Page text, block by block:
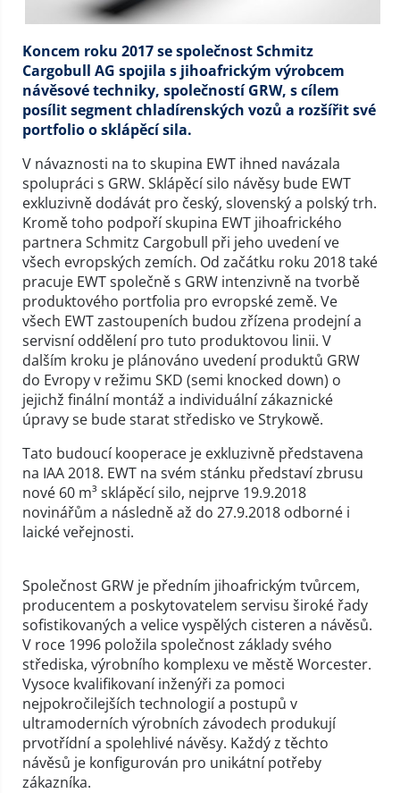
Koncem roku 2017 se společnost Schmitz
Cargobull AG spojila s jihoafrickým výrobcem
návěsové techniky, společností GRW, s cílem
posílit segment chladírenských vozů a rozšířit své
portfolio o sklápěcí sila.
V návaznosti na to skupina EWT ihned navázala
spolupráci s GRW. Sklápěcí silo návěsy bude EWT
exkluzivně dodávát pro český, slovenský a polský trh.
Kromě toho podpoří skupina EWT jihoafrického
partnera Schmitz Cargobull při jeho uvedení ve
všech evropských zemích. Od začátku roku 2018 také
pracuje EWT společně s GRW intenzivně na tvorbě
produktového portfolia pro evropské země. Ve
všech EWT zastoupeních budou zřízena prodejní a
servisní oddělení pro tuto produktovou linii. V
dalším kroku je plánováno uvedení produktů GRW
do Evropy v režimu SKD (semi knocked down) o
jejichž finální montáž a individuální zákaznické
úpravy se bude starat středisko ve Strykowě.
Tato budoucí kooperace je exkluzivně představena
na IAA 2018. EWT na svém stánku představí zbrusu
nové 60 m³ sklápěcí silo, nejprve 19.9.2018
novinářům a následně až do 27.9.2018 odborné i
laické veřejnosti.
Společnost GRW je předním jihoafrickým tvůrcem,
producentem a poskytovatelem servisu široké řady
sofistikovaných a velice vyspělých cisteren a návěsů.
V roce 1996 položila společnost základy svého
střediska, výrobního komplexu ve městě Worcester.
Vysoce kvalifikovaní inženýři za pomoci
nejpokročilejších technologií a postupů v
ultramoderních výrobních závodech produkují
prvotřídní a spolehlivé návěsy. Každý z těchto
návěsů je konfigurován pro unikátní potřeby
zákazníka.